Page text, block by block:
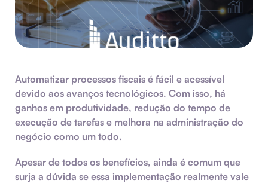
Automatizar processos fiscais é fácil e acessível
devido aos avanços tecnológicos. Com isso, há
ganhos em produtividade, redução do tempo de
execução de tarefas e melhora na administração do
negócio como um todo.
Apesar de todos os benefícios, ainda é comum que
surja a dúvida se essa implementação realmente vale